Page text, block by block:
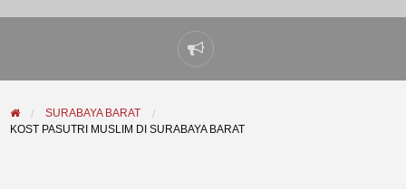
Laporkan
masalah
SURABAYA BARAT
KOST PASUTRI MUSLIM DI SURABAYA BARAT